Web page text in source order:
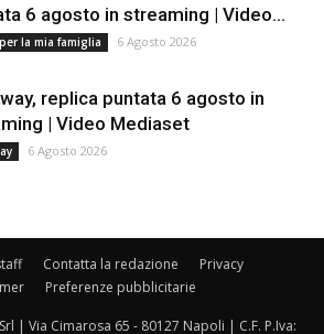
6 agosto in streaming | Video...
la mia famiglia 6 Agosto 2026
replica puntata 6 agosto in
| Video Mediaset
6 Agosto 2026
Contatta la redazione
Privacy
Preferenze pubblicitarie
| Via Cimarosa 65 - 80127 Napoli | C.F. P.Iva: